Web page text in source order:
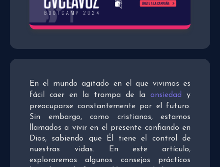
En el mundo agitado en el que vivimos es
fácil caer en la trampa de la ansiedad y
preocuparse constantemente por el futuro.
Sin embargo, como cristianos, estamos
llamados a vivir en el presente confiando en
Dios, sabiendo que Él tiene el control de
nuestras vidas. En este artículo,
exploraremos algunos consejos prácticos